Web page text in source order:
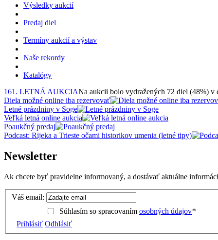
Výsledky aukcií
Predaj diel
Termíny aukcií a výstav
Naše rekordy
Katalógy
161. LETNÁ AUKCIANa aukcii bolo vydražených 72 diel (48%)
Diela možné online iba rezervovať
Letné prázdniny v Soge
Veľká letná online aukcia
Poaukčný predaj
Podcast: Rijeka a Trieste očami historikov umenia (letné tipy)
Newsletter
Ak chcete byť pravidelne informovaný, a dostávať aktuálne
Váš email:
Súhlasím so spracovaním osobných údajov*
Prihlásiť Odhlásiť